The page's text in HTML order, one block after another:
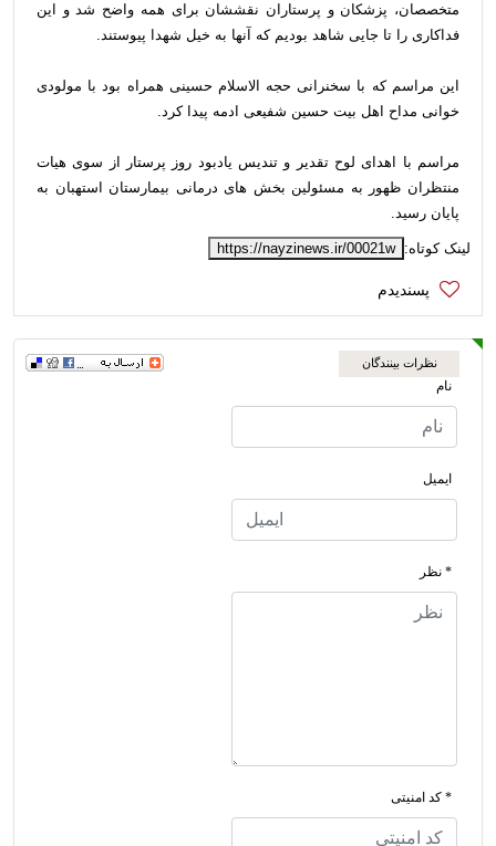
متخصصان، پزشکان و پرستاران نقششان برای همه واضح شد و این
فداکاری را تا جایی شاهد بودیم که آنها به خیل شهدا پیوستند.
این مراسم که با سخنرانی حجه الاسلام حسینی همراه بود با مولودی
خوانی مداح اهل بیت حسین شفیعی ادمه پیدا کرد.
مراسم با اهدای لوح تقدیر و تندیس یادبود روز پرستار از سوی هیات
منتظران ظهور به مسئولین بخش های درمانی بیمارستان استهبان به
پایان رسید.
لینک کوتاه: https://nayzinews.ir/00021w
نظرات بینندگان
نام
ایمیل
* نظر
* کد امنیتی